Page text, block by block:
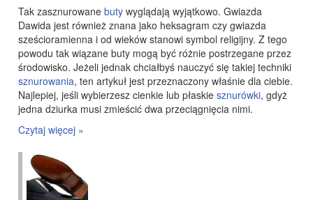
Tak zasznurowane buty wyglądają wyjątkowo. Gwiazda
Dawida jest również znana jako heksagram czy gwiazda
sześcioramienna i od wieków stanowi symbol religijny. Z tego
powodu tak wiązane buty mogą być różnie postrzegane przez
środowisko. Jeżeli jednak chciałbyś nauczyć się takiej techniki
sznurowania, ten artykuł jest przeznaczony właśnie dla ciebie.
Najlepiej, jeśli wybierzesz cienkie lub płaskie sznurówki, gdyż
jedna dziurka musi zmieścić dwa przeciągnięcia nimi.
Czytaj więcej »